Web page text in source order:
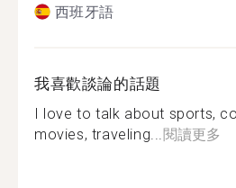
西班牙語
我喜歡談論的話題
I love to talk about sports,
movies, traveling... 閱讀更多